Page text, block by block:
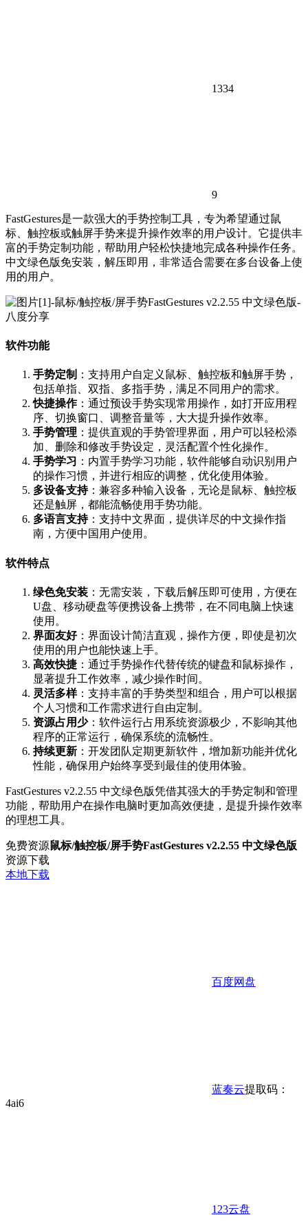
1334
9
FastGestures是一款强大的手势控制工具，专为希望通过鼠
标、触控板或触屏手势来提升操作效率的用户设计。它提供丰
富的手势定制功能，帮助用户轻松快捷地完成各种操作任务。
中文绿色版免安装，解压即用，非常适合需要在多台设备上使
用的用户。
软件功能
手势定制 ：支持用户自定义鼠标、触控板和触屏手势，
包括单指、双指、多指手势，满足不同用户的需求。
快捷操作：通过预设手势实现常用操作，如打开应用程
序、切换窗口、调整音量等，大大提升操作效率。
手势管理 ：提供直观的手势管理界面，用户可以轻松添
加、删除和修改手势设定，灵活配置个性化操作。
手势学习 ：内置手势学习功能，软件能够自动识别用户
的操作习惯，并进行相应的调整，优化使用体验。
多设备支持：兼容多种输入设备，无论是鼠标、触控板
还是触屏，都能流畅使用手势功能。
多语言支持：支持中文界面，提供详尽的中文操作指
南，方便中国用户使用。
软件特点
绿色免安装 ：无需安装，下载后解压即可使用，方便在
U盘、移动硬盘等便携设备上携带，在不同电脑上快速
使用。
界面友好：界面设计简洁直观，操作方便，即使是初次
使用的用户也能快速上手。
高效快捷 ：通过手势操作代替传统的键盘和鼠标操作，
显著提升工作效率，减少操作时间。
灵活多样：支持丰富的手势类型和组合，用户可以根据
个人习惯和工作需求进行自由定制。
资源占用少：软件运行占用系统资源极少，不影响其他
程序的正常运行，确保系统的流畅性。
持续更新 ：开发团队定期更新软件，增加新功能并优化
性能，确保用户始终享受到最佳的使用体验。
FastGestures v2.2.55 中文绿色版凭借其强大的手势定制和管理
功能，帮助用户在操作电脑时更加高效便捷，是提升操作效率
的理想工具。
免费资源鼠标/触控板/屏手势FastGestures v2.2.55 中文绿色版
资源下载
本地下载
百度网盘
蓝奏云提取码：
4ai6
123云盘